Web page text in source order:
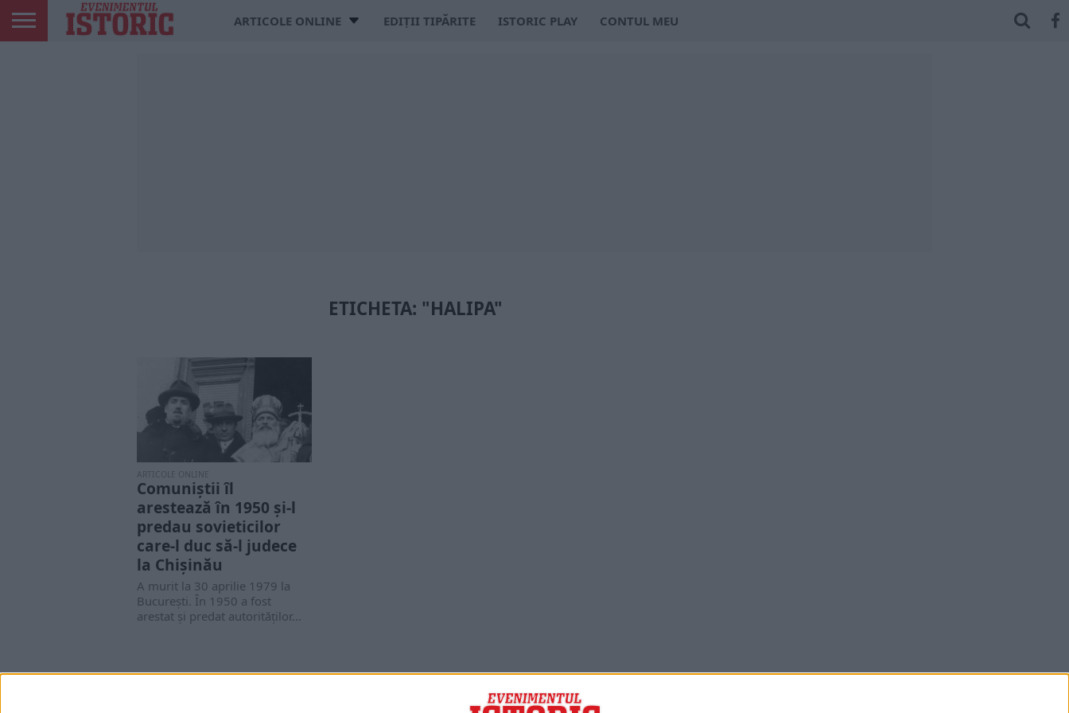
ARTICOLE ONLINE EDIȚII TIPĂRITE ISTORIC PLAY CONTUL MEU
ETICHETA: "HALIPA"
ARTICOLE ONLINE
Comuniștii îl
arestează în 1950 și-l
predau sovieticilor
care-l duc să-l judece
la Chișinău
A murit la 30 aprilie 1979 la
Bucureşti. În 1950 a fost
arestat şi predat autorităţilor...